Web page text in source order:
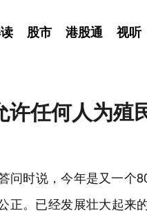
股市 港股通 视听
任何人为殖
问时说，今年是又一个
正。已经发展壮大起来